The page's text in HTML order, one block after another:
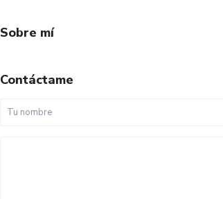
Sobre mí
Contáctame